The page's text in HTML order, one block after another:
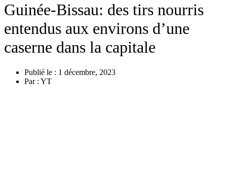
Guinée-Bissau: des tirs nourris
entendus aux environs d’une
caserne dans la capitale
Publié le : 1 décembre, 2023
Par : YT